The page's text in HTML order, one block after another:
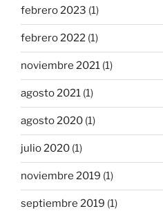
febrero 2023 (1)
febrero 2022 (1)
noviembre 2021 (1)
agosto 2021 (1)
agosto 2020 (1)
julio 2020 (1)
noviembre 2019 (1)
septiembre 2019 (1)